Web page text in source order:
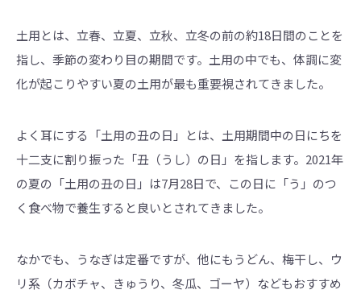
土用とは、立春、立夏、立秋、立冬の前の約18日間のことを
指し、季節の変わり目の期間です。土用の中でも、体調に変
化が起こりやすい夏の土用が最も重要視されてきました。
よく耳にする「土用の丑の日」とは、土用期間中の日にちを
十二支に割り振った「丑（うし）の日」を指します。2021年
の夏の「土用の丑の日」は7月28日で、この日に「う」のつ
く食べ物で養生すると良いとされてきました。
なかでも、うなぎは定番ですが、他にもうどん、梅干し、ウ
リ系（カボチャ、きゅうり、冬瓜、ゴーヤ）などもおすすめ